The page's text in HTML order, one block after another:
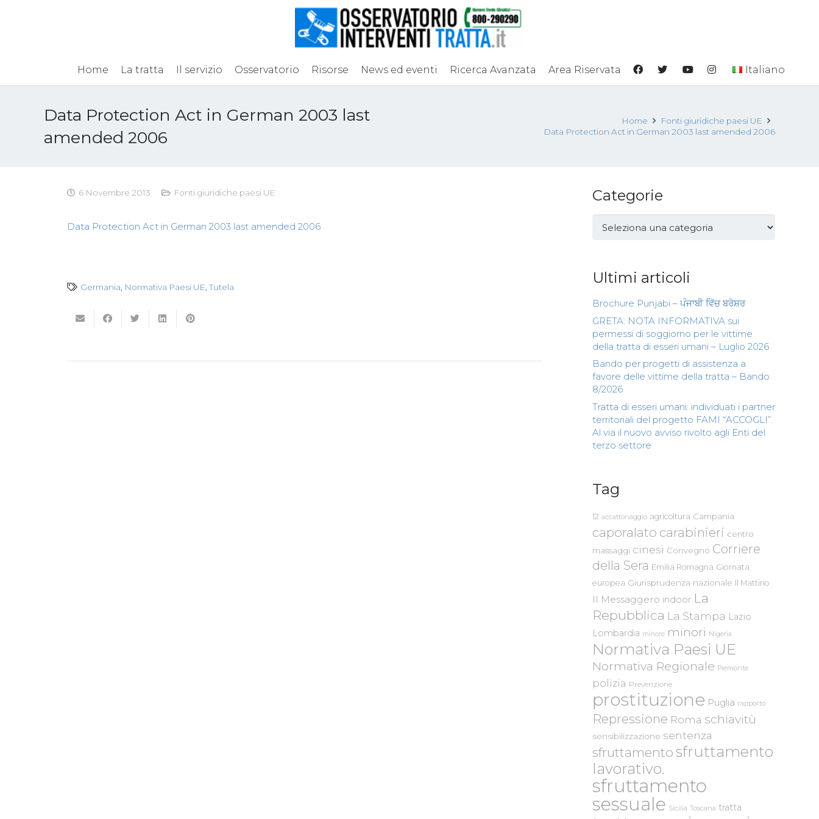
Home La tratta Il servizio Osservatorio Risorse News ed eventi Ricerca Avanzata Area Riservata Italiano
Data Protection Act in German 2003 last
amended 2006
Home
Fonti giuridiche paesi UE
Data Protection Act in German 2003 last amended 2006
6 Novembre 2013 Fonti giuridiche paesi UE
Data Protection Act in German 2003 last amended 2006
Germania Normativa Paesi UE ,Tutela
Categorie
Categorie
Ultimi articoli
Brochure Punjabi – ਪੰਜਾਬੀ ਵਿੱਚ ਬਰੋਸ਼ਰ
GRETA: NOTA INFORMATIVA sui
permessi di soggiorno per le vittime
della tratta di esseri umani – Luglio 2026
Bando per progetti di assistenza a
favore delle vittime della tratta – Bando
8/2026
Tratta di esseri umani: individuati i partner
territoriali del progetto FAMI “ACCOGLI”.
Al via il nuovo avviso rivolto agli Enti del
terzo settore
Tag
12 accattonaggio agricoltura Campania
caporalato carabinieri centro
massaggi cinesi Convegno Corriere
della Sera Emilia Romagna Giornata
europea Giurisprudenza nazionale Il Mattino
Il Messaggero indoor La
Repubblica La Stampa Lazio
Lombardia minore minori Nigeria
Normativa Paesi UE
Normativa Regionale Piemonte
polizia Prevenzione
prostituzione Puglia rapporto
Repressione Roma schiavitù
sensibilizzazione sentenza
sfruttamento sfruttamento
lavorativo.
sfruttamento
sessuale Sicilia Toscana tratta